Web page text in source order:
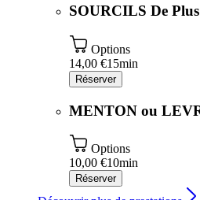
SOURCILS De
Options
14,00 €15min
Réserver
MENTON ou
Options
10,00 €10min
Réserver